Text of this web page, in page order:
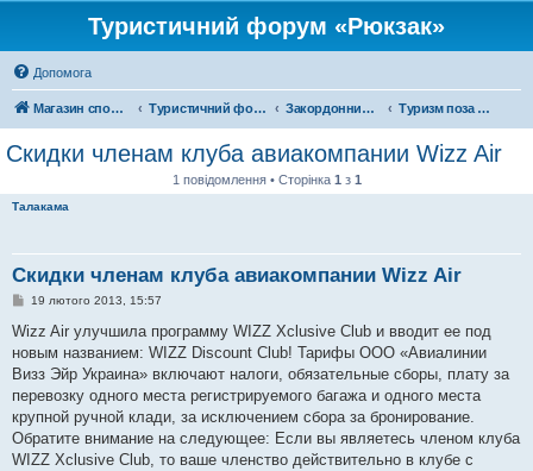
Туристичний форум «Рюкзак»
Допомога
Магазин спорядження Туристичний форум «Рюкзак» Закордонний туризм Туризм поза територією України
Скидки членам клуба авиакомпании Wizz Air
1 повідомлення • Сторінка 1 з 1
Талакама
Скидки членам клуба авиакомпании Wizz Air
П
в
д
о
л
е
н
н
я
19 лютого 2013, 15:57
Wizz Air улучшила программу WIZZ Xclusive Club и вводит ее под
новым названием: WIZZ Discount Club! Тарифы ООО «Авиалинии
Визз Эйр Украина» включают налоги, обязательные сборы, плату за
перевозку одного места регистрируемого багажа и одного места
крупной ручной клади, за исключением сбора за бронирование.
Обратите внимание на следующее: Если вы являетесь членом клуба
WIZZ Xclusive Club, то ваше членство действительно в клубе с